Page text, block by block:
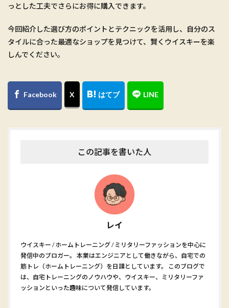
っとした工夫でさらにお得に購入できます。
今回紹介した選び方のポイントとテクニックを活用し、自分のス
タイルに合った最適なショップを見つけて、賢くウイスキーを楽
しんでください。
この記事を書いた人
レイ
ウイスキー / ホームトレーニング / ミリタリーファッションを中心に
発信中のブロガー。 本業はエンジニアとして働きながら、自宅での
筋トレ（ホームトレーニング）を日課としています。 このブログで
は、自宅トレーニングのノウハウや、ウイスキー、ミリタリーファ
ッションといった趣味について発信しています。